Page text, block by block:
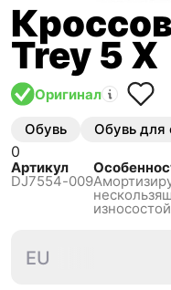
Trey 5 X
Оригинал
Обувь Обувь для
0
Артикул
DJ7554-009
EU